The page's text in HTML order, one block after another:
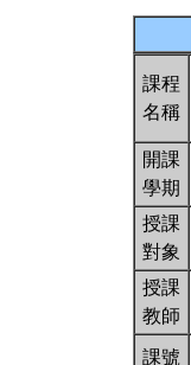
課程
名稱
開課
學期
授課
對象
授課
教師
課號